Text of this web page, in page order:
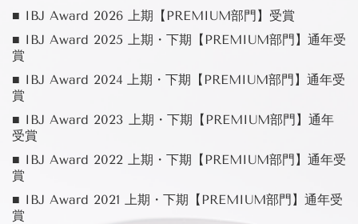
■ IBJ Award 2026 上期【PREMIUM部門】受賞
■ IBJ Award 2025 上期・下期【PREMIUM部門】通年受
賞
■ IBJ Award 2024 上期・下期【PREMIUM部門】通年受
賞
■ IBJ Award 2023 上期・下期【PREMIUM部門】通年
受賞
■ IBJ Award 2022 上期・下期【PREMIUM部門】通年受
賞
■ IBJ Award 2021 上期・下期【PREMIUM部門】通年受
賞